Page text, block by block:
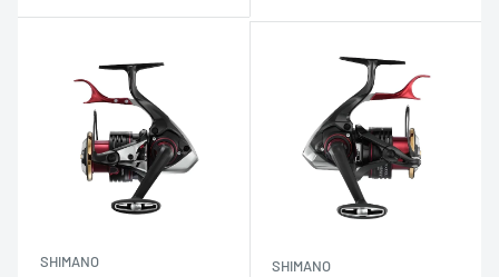
SHIMANO SHIMANO